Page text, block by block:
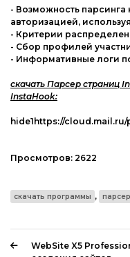
- Возможность парсинга
авторизацией,
- Критерии
- Сбор профилей
- Информативные логи
скачать Парсер страниц
InstaHook:
hide1https://
Просмотров: 2622
скачать программы , парсер
WebSite X5